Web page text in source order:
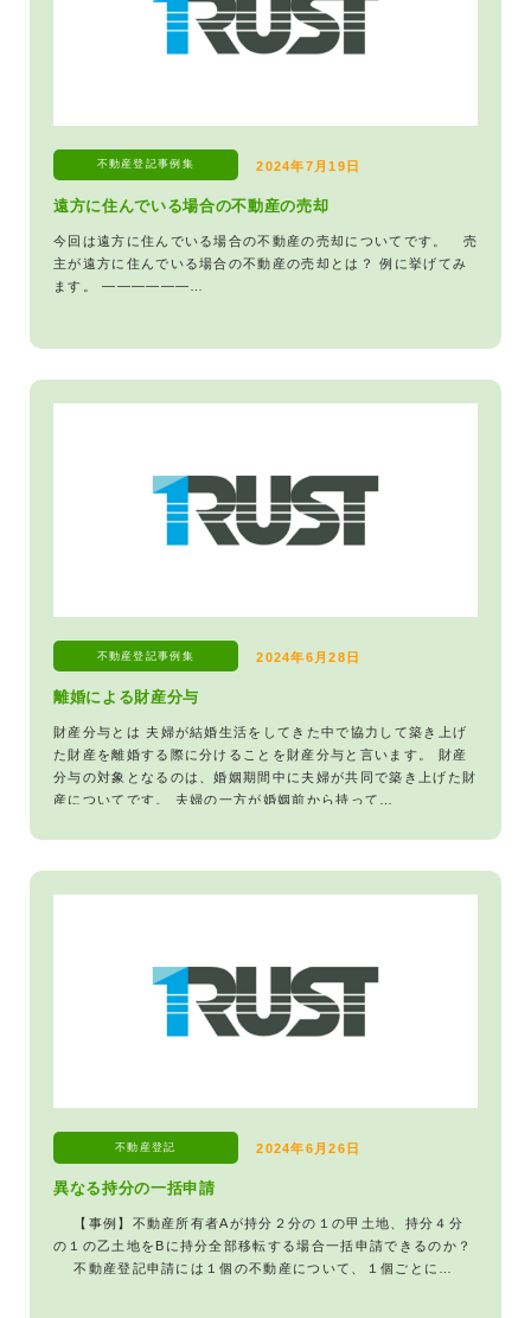
遠方に住んでいる場合の不動産の売却
不動産登記事例集 2024年7月19日
今回は遠方に住んでいる場合の不動産の売却についてです。 売
主が遠方に住んでいる場合の不動産の売却とは？ 例に挙げてみ
ます。 ——————…
離婚による財産分与
不動産登記事例集 2024年6月28日
財産分与とは 夫婦が結婚生活をしてきた中で協力して築き上げ
た財産を離婚する際に分けることを財産分与と言います。 財産
分与の対象となるのは、婚姻期間中に夫婦が共同で築き上げた財
産についてです。 夫婦の一方が婚姻前から持って…
異なる持分の一括申請
不動産登記 2024年6月26日
【事例】不動産所有者Aが持分２分の１の甲土地、持分４分
の１の乙土地をBに持分全部移転する場合一括申請できるのか？
不動産登記申請には１個の不動産について、１個ごとに…